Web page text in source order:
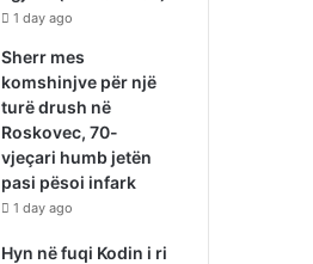
1 day ago
Sherr mes
komshinjve për një
turë drush në
Roskovec, 70-
vjeçari humb jetën
pasi pësoi infark
1 day ago
Hyn në fuqi Kodin i ri